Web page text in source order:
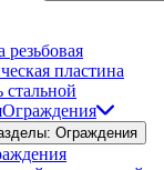
пластина
Ограждения
Ограждения